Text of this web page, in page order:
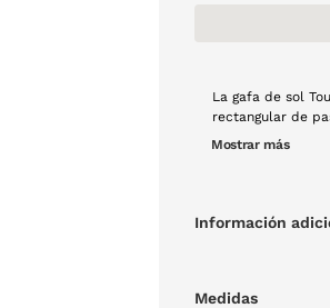
La gafa de sol
rectangular de
destacan su
Mostrar más
Información
Medidas